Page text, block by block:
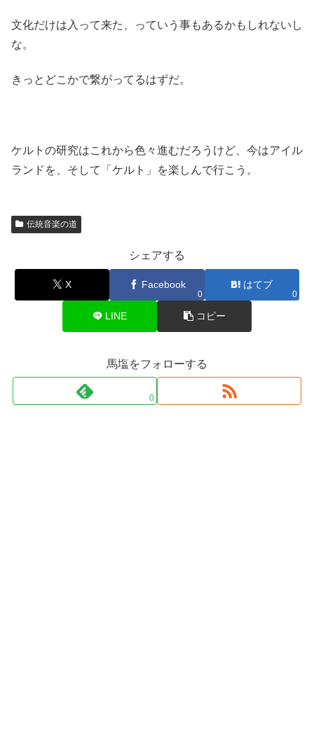
文化だけは入って来た、っていう事もあるかもしれないし
な。
きっとどこかで繋がってるはずだ。
ケルトの研究はこれから色々進むだろうけど、今はアイル
ランドを、そして「ケルト」を楽しんで行こう。
伝統音楽の道
シェアする
X Facebook
0
はてブ
0
LINE コピー
馬塩をフォローする
0